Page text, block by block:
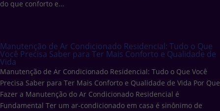
do que conforto e...
Manutenção de Ar Condicionado Residencial: Tudo o Que
Você Precisa Saber para Ter Mais Conforto e Qualidade de
Vida
Manutenção de Ar Condicionado Residencial: Tudo o Que Você
Precisa Saber para Ter Mais Conforto e Qualidade de Vida Por Que
Fazer a Manutenção do Ar Condicionado Residencial é
Fundamental Ter um ar-condicionado em casa é sinônimo de